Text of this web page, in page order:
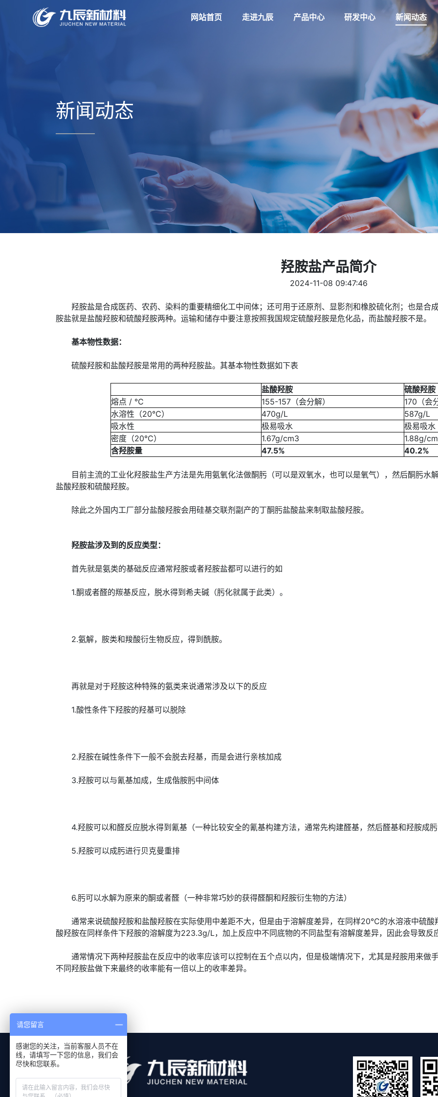
网站首页 走进九辰
生产实力
产品中心 研发中心 新闻动态
企业新闻
产品知识
新闻动态
羟胺盐产品简介
2024-11-08 09:47:46
羟胺盐是合成医药、农药、染料的重要精细化工中间体；还可用于还原剂、显影剂和橡胶硫化剂；也是合
胺盐就是盐酸羟胺和硫酸羟胺两种。运输和储存中要注意按照我国规定硫酸羟胺是危化品，而盐酸羟胺不是。
基本物性数据：
硫酸羟胺和盐酸羟胺是常用的两种羟胺盐。其基本物性数据如下表
盐酸羟胺
硫酸羟胺
熔点 / ℃
155-157（会分解）
170（会
水溶性（20℃）
470g/L
587g/L
吸水性
极易吸水
极易吸水
密度（20℃）
1.67g/cm3
1.88g/
含羟胺量
47.5% 40.2%
目前主流的工业化羟胺盐生产方法是先用氨氧化法做酮肟（可以是双氧水，也可以是氧气），然后酮肟水
盐酸羟胺和硫酸羟胺。
除此之外国内工厂部分盐酸羟胺会用硅基交联剂副产的丁酮肟盐酸盐来制取盐酸羟胺。
羟胺盐涉及到的反应类型：
首先就是氨类的基础反应通常羟胺或者羟胺盐都可以进行的如
1.酮或者醛的羰基反应，脱水得到希夫碱（肟化就属于此类）。
2.氨解，胺类和羧酸衍生物反应，得到酰胺。
再就是对于羟胺这种特殊的氨类来说通常涉及以下的反应
1.酸性条件下羟胺的羟基可以脱除
2.羟胺在碱性条件下一般不会脱去羟基，而是会进行亲核加成
3.羟胺可以与氰基加成，生成偕胺肟中间体
4.羟胺可以和醛反应脱水得到氰基（一种比较安全的氰基构建方法，通常先构建醛基，然后醛基和羟胺成肟
5.羟胺可以成肟进行贝克曼重排
6.肟可以水解为原来的酮或者醛（一种非常巧妙的获得醛酮和羟胺衍生物的方法）
通常来说硫酸羟胺和盐酸羟胺在实际使用中差距不大，但是由于溶解度差异，在同样20℃的水溶液中硫酸
酸羟胺在同样条件下羟胺的溶解度为223.3g/L，加上反应中不同底物的不同盐型有溶解度差异，因此会导致反
通常情况下两种羟胺盐在反应中的收率应该可以控制在五个点以内，但是极端情况下，尤其是羟胺用来做
不同羟胺盐做下来最终的收率能有一倍以上的收率差异。
请您留言
感谢您的关注，当前客服人员不在
线，请填写一下您的信息，我们会
尽快和您联系。